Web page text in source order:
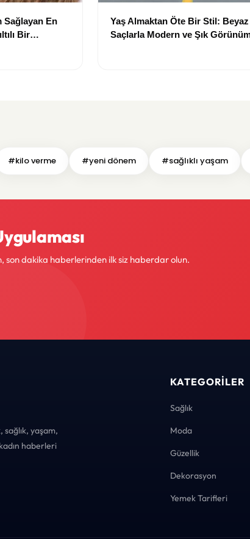
Sağlayan En
Bir
Yaş Almaktan Öte Bir Stil: Beyaz
Saçlarla Modern ve Şık
#kilo verme #yeni dönem #sağlıklı yaşam
son dakika haberlerinden ilk siz haberdar olun.
sağlık, yaşam,
haberleri
KATEGORILER
Sağlık
Moda
Güzellik
Dekorasyon
Yemek Tarifleri